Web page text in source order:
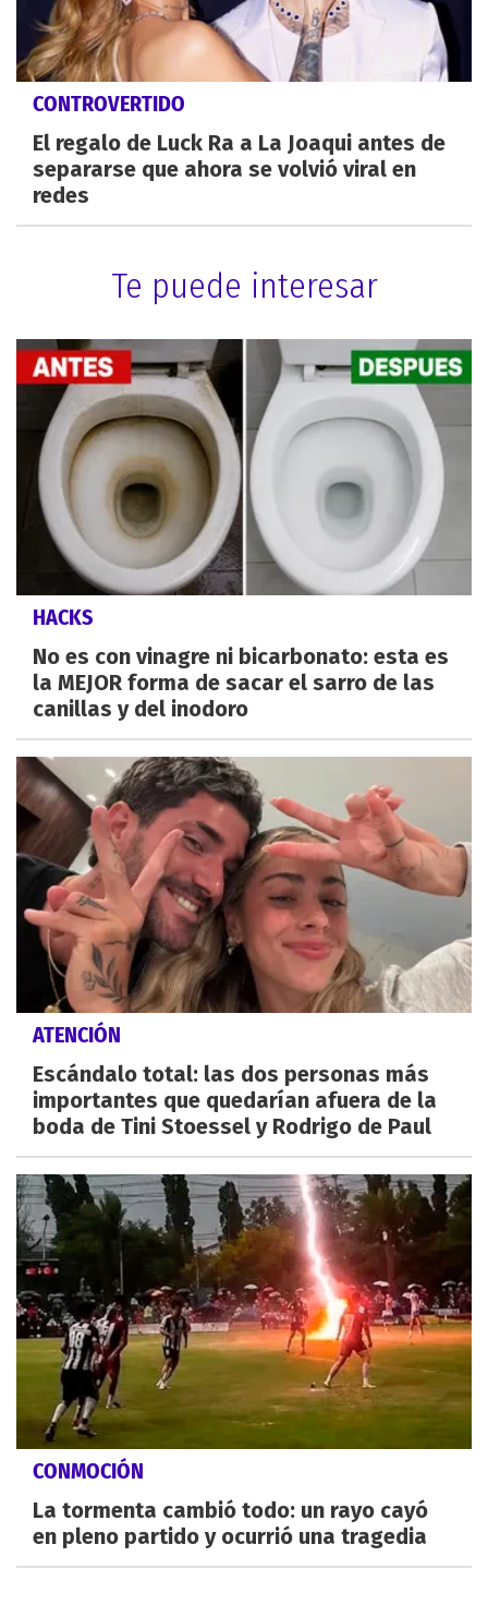
CONTROVERTIDO
El regalo de Luck Ra a La Joaqui antes de
separarse que ahora se volvió viral en
redes
Te puede interesar
HACKS
No es con vinagre ni bicarbonato: esta es
la MEJOR forma de sacar el sarro de las
canillas y del inodoro
ATENCIÓN
Escándalo total: las dos personas más
importantes que quedarían afuera de la
boda de Tini Stoessel y Rodrigo de Paul
CONMOCIÓN
La tormenta cambió todo: un rayo cayó
en pleno partido y ocurrió una tragedia